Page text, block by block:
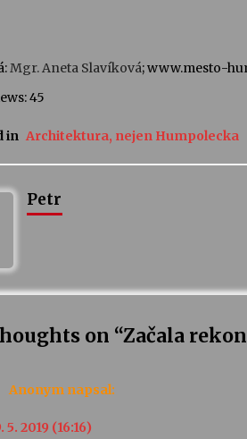
Mgr. Aneta Slavíková; www.mesto-
45
in Architektura, nejen Humpolecka
Petr
on “Začala
Anonym napsal:
5. 2019 (16:16)